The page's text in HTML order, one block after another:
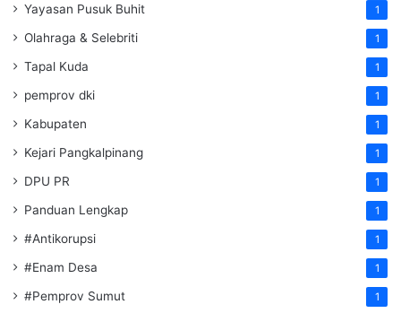
Yayasan Pusuk Buhit 1
Olahraga & Selebriti 1
Tapal Kuda 1
pemprov dki 1
Kabupaten 1
Kejari Pangkalpinang 1
DPU PR 1
Panduan Lengkap 1
#Antikorupsi 1
#Enam Desa 1
#Pemprov Sumut 1